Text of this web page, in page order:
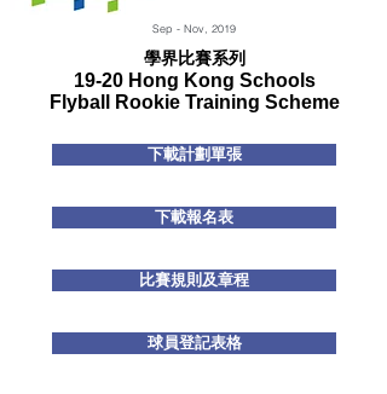
Sep - Nov, 2019
學界比賽系列
19-20 Hong Kong Schools
Flyball Rookie Training Scheme
下載計劃單張
下載報名表
比賽規則及章程
球員登記表格